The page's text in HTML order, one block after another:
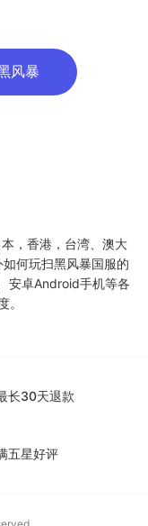
风暴
，香港，台湾、澳大
何玩扫黑风暴国服的
安卓Android手机等各
。
长30天退款
五星好评